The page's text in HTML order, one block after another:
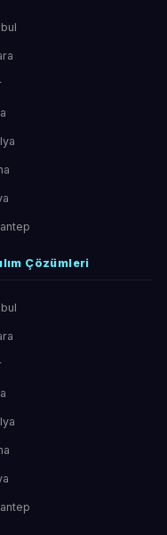
Çözümleri